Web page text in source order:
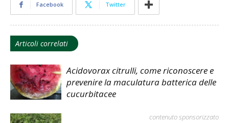
Facebook Twitter
Articoli correlati
Acidovorax citrulli, come riconoscere e
prevenire la maculatura batterica delle
cucurbitacee
contenuto sponsorizzato